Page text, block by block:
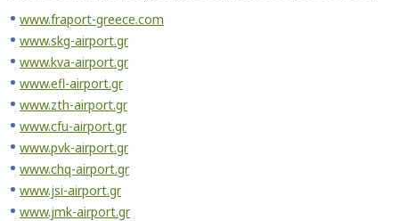
www.fraport-greece.com
www.skg-airport.gr
www.kva-airport.gr
www.efl-airport.gr
www.zth-airport.gr
www.cfu-airport.gr
www.pvk-airport.gr
www.chq-airport.gr
www.jsi-airport.gr
www.jmk-airport.gr